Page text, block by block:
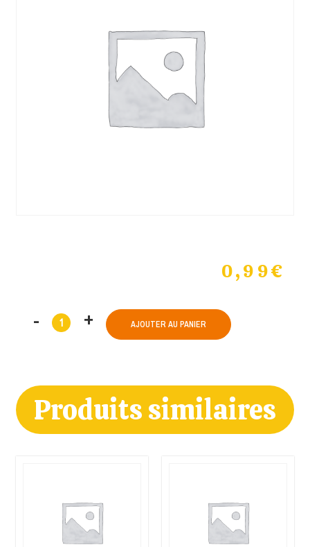
0,99€
AJOUTER AU PANIER
Produits similaires